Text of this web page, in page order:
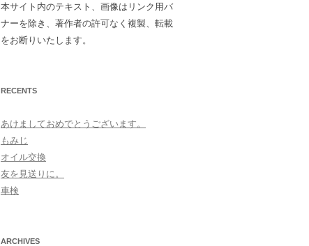
本サイト内のテキスト、画像はリンク用バ
ナーを除き、著作者の許可なく複製、転載
をお断りいたします。
RECENTS
あけましておめでとうございます。
もみじ
オイル交換
友を見送りに。
車検
ARCHIVES